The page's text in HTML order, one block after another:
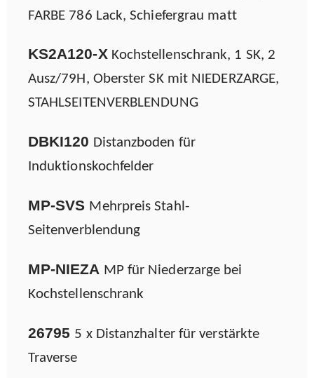
FARBE 786 Lack, Schiefergrau matt
KS2A120-XKochstellenschrank, 1 SK, 2
Ausz/79H, Oberster SK mit NIEDERZARGE,
STAHLSEITENVERBLENDUNG
DBKI120 Distanzboden für
Induktionskochfelder
MP-SVS Mehrpreis Stahl-
Seitenverblendung
MP-NIEZA MP für Niederzarge bei
Kochstellenschrank
26795 5 x Distanzhalter für verstärkte
Traverse